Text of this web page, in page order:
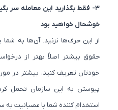
۳- فقط بگذارید این معامله سر
خوشحال خواهید بود
از این حرف‌ها نزنید. آن‌ها به شما
حقوق بیشتر اصلاً بهتر از درخواست
خودتان تعریف کنید، بیشتر در مورد
پیوستن به این سازمان تحمل
استخدام کننده شما با عصبانیت به